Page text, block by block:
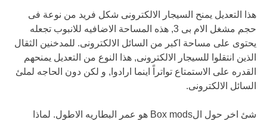
هذا التعديل يمنح السيجار الالكترونى شكل فريد من نوعة فى
حجم مشغل الام بى 3, هذه المساحة الاضافيه للانبوب تجعله
يحتوى على مساحة اكبر من السائل الالكترونى. للمدخنين الثقال
الذين انتقلوا للسيجار الالكترونى, هذا النوع من التعديل يمنحهم
القدره على الاستمتاع تواتراً اينما ارادوا, و لكن دون الحاجه لملئ
السائل الالكترونى.
شئ اخر حول الBox mods هو عمر البطاريه الاطول. لماذا